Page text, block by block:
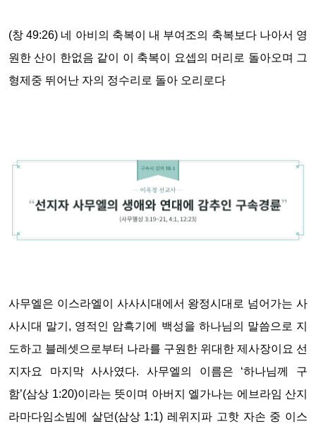
(창49:26) 네 아비의 축복이 내 부여조의 축복보다 나아서 영
원한 산이 한없음 같이 이 축복이 요셉의 머리로 돌아오며 그
형제중 뛰어난 자의 정수리로 돌아 오리로다
사무엘은 이스라엘이 사사시대에서 왕정시대로 넘어가는 사
사시대 말기, 영적인 암흑기에 백성을 하나님의 말씀으로 지
도하고 블레셋으로부터 나라를 구원한 위대한 제사장이요 선
지자요 마지막 사사였다. 사무엘의 이름은 ‘하나님께 구
함’(삼상 1:20)이라는 뜻이며 아버지 엘가나는 에브라임 산지
라마다임소빔에 살던(삼상 1:1) 레위지파 고핫 자손 중 이스